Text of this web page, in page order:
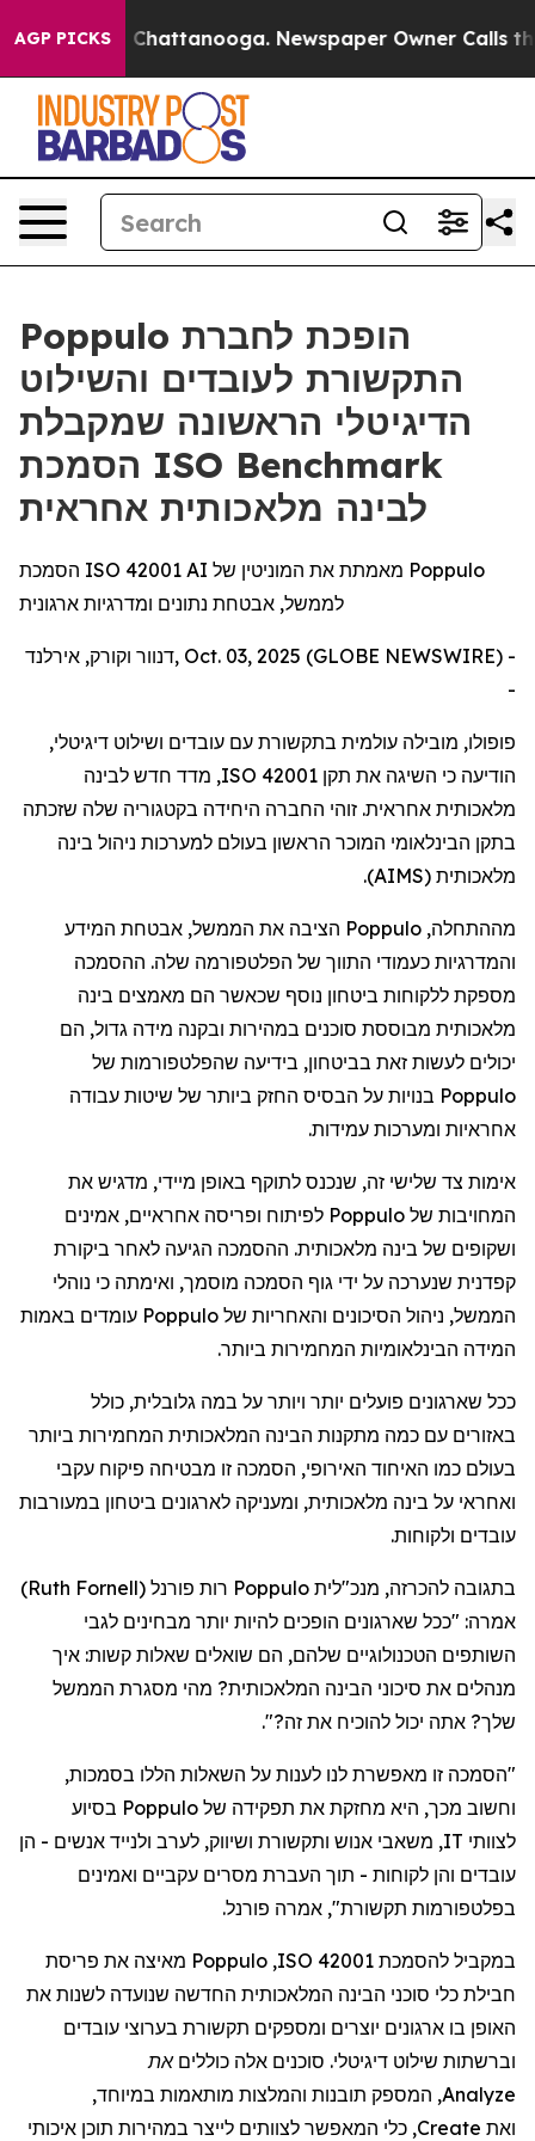
AGP PICKS
Chaos in Chattanooga. Newspaper Owner Calls the
Poppulo הופכת לחברת
התקשורת לעובדים והשילוט
הדיגיטלי הראשונה שמקבלת
הסמכת ISO Benchmark
לבינה מלאכותית אחראית
הסמכת ISO 42001 AI מאמתת את המוניטין של Poppulo
לממשל, אבטחת נתונים ומדרגיות ארגונית
דנוור וקורק, אירלנד, Oct. 03, 2025 (GLOBE NEWSWIRE) -
-
פופולו, מובילה עולמית בתקשורת עם עובדים ושילוט דיגיטלי,
הודיעה כי השיגה את תקן ISO 42001
, מדד חדש לבינה
מלאכותית אחראית. זוהי החברה היחידה בקטגוריה שלה שזכתה
בתקן הבינלאומי המוכר הראשון בעולם למערכות ניהול בינה
מלאכותית (
AIMS
).
מההתחלה,
Poppulo הציבה את הממשל, אבטחת המידע
והמדרגיות כעמודי התווך של הפלטפורמה שלה. ההסמכה
מספקת ללקוחות ביטחון נוסף שכאשר הם מאמצים בינה
מלאכותית מבוססת סוכנים במהירות ובקנה מידה גדול, הם
יכולים לעשות זאת בביטחון, בידיעה שהפלטפורמות של
Poppulo בנויות על הבסיס החזק ביותר של שיטות עבודה
אחראיות ומערכות עמידות.
אימות צד שלישי זה, שנכנס לתוקף באופן מיידי, מדגיש את
המחויבות של Poppulo לפיתוח ופריסה אחראיים, אמינים
ושקופים של בינה מלאכותית. ההסמכה הגיעה לאחר ביקורת
קפדנית שנערכה על ידי גוף הסמכה מוסמך, ואימתה כי נוהלי
הממשל, ניהול הסיכונים והאחריות של Poppulo עומדים באמות
המידה הבינלאומיות המחמירות ביותר.
ככל שארגונים פועלים יותר ויותר על במה גלובלית, כולל
באזורים עם כמה מתקנות הבינה המלאכותית המחמירות ביותר
בעולם כמו האיחוד האירופי, הסמכה זו מבטיחה פיקוח עקבי
ואחראי על בינה מלאכותית, ומעניקה לארגונים ביטחון במעורבות
עובדים ולקוחות.
בתגובה להכרזה, מנכ"לית Poppulo רות פורנל (
Ruth Fornell
)
אמרה: "ככל שארגונים הופכים להיות יותר מבחינים לגבי
השותפים הטכנולוגיים שלהם, הם שואלים שאלות קשות: איך
מנהלים את סיכוני הבינה המלאכותית? מהי מסגרת הממשל
שלך? אתה יכול להוכיח את זה?".
"הסמכה זו מאפשרת לנו לענות על השאלות הללו בסמכות,
וחשוב מכך, היא מחזקת את תפקידה של Poppulo בסיוע
לצוותי
משאבי אנוש ותקשורת ושיווק, לערב ולנייד אנשים - הן
עובדים והן לקוחות - תוך העברת מסרים עקביים ואמינים
בפלטפורמות תקשורת", אמרה פורנל.
במקביל להסמכת ISO 42001
,
Poppulo מאיצה את פריסת
חבילת כלי סוכני הבינה המלאכותית החדשה שנועדה לשנות את
האופן בו ארגונים יוצרים ומספקים תקשורת בערוצי עובדים
וברשתות שילוט דיגיטלי. סוכנים אלה כוללים את
Analyze
, המספק תובנות והמלצות מותאמות במיוחד,
ואת Create
, כלי המאפשר לצוותים לייצר במהירות תוכן איכותי